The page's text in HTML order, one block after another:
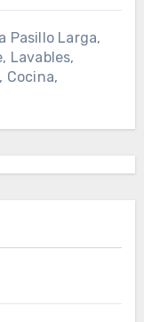
Pasillo Larga,
Lavables,
Cocina,